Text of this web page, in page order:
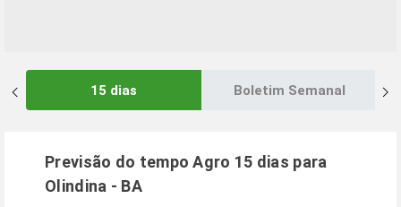
15 dias Boletim Semanal
Previsão do tempo Agro 15 dias para
Olindina - BA